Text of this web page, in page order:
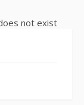
not exist